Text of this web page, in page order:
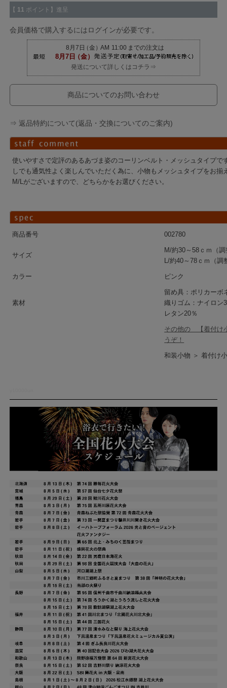
【 11 ポイント】進呈
会員価格で購入するにはログインが必要です。
発送について詳しくはコチラ⇒
商品についてのお問い合わせ
⇒ 返品特約について(返品・交換についてのご案内)
使いやすさで定評のあるあづま姿のコーリンベルト・メッシュタイプで
しでも通気性よく楽しんでいただく為に、小物もメッシュタイプをお揃
M/Lがございますので、どちらかをお選びください。
商品番号 002780
サイズ
M/約30～58ｃｍ（
L/約40～78ｃｍ（調
カラー ピンク
素材
留め具：ポリカーボ
織りゴム：ナイロン
レタン20％
その他の 【着付け
うぞ！
和装小物 ＞ 着付け